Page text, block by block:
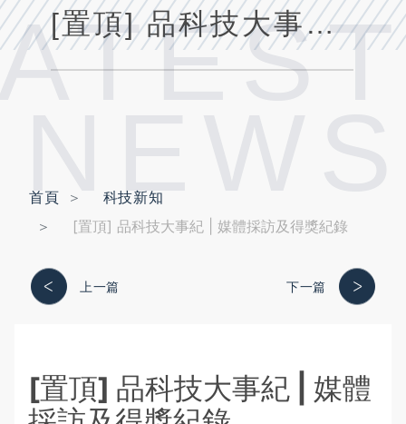
[置頂] 品科技大事紀 | 媒體採訪及得獎紀錄
首頁
科技新知
[置頂] 品科技大事紀 | 媒體採訪及得獎紀錄
上一篇 下一篇
[置頂] 品科技大事紀 | 媒體